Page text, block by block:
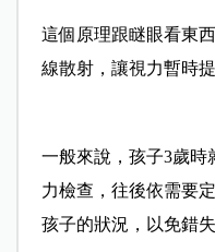
這個原理跟瞇眼看東
線散射，讓視力暫時
一般來說，孩子3歲時
力檢查，往後依需要
孩子的狀況，以免錯